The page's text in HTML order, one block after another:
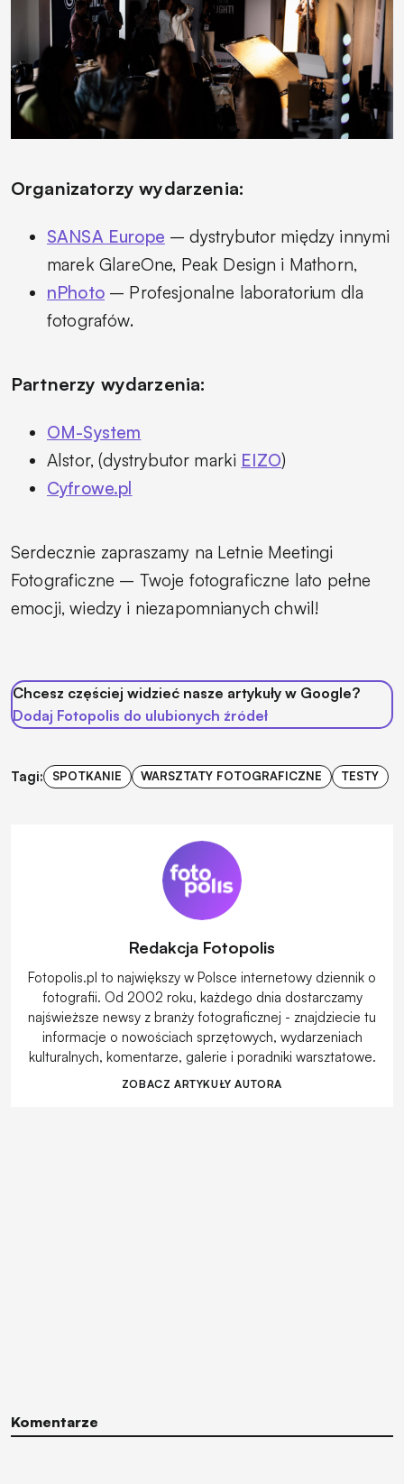
Organizatorzy wydarzenia:
SANSA Europe – dystrybutor między innymi
marek GlareOne, Peak Design i Mathorn,
nPhoto– Profesjonalne laboratorium dla
fotografów.
Partnerzy wydarzenia:
OM-System
Alstor, (dystrybutor marki EIZO)
Cyfrowe.pl
Serdecznie zapraszamy na Letnie Meetingi
Fotograficzne – Twoje fotograficzne lato pełne
emocji, wiedzy i niezapomnianych chwil!
Chcesz częściej widzieć nasze artykuły w Google?
Dodaj Fotopolis do ulubionych źródeł
Tagi: SPOTKANIE WARSZTATY FOTOGRAFICZNE TESTY
Redakcja Fotopolis
Fotopolis.pl to największy w Polsce internetowy dziennik o
fotografii. Od 2002 roku, każdego dnia dostarczamy
najświeższe newsy z branży fotograficznej - znajdziecie tu
informacje o nowościach sprzętowych, wydarzeniach
kulturalnych, komentarze, galerie i poradniki warsztatowe.
ZOBACZ ARTYKUŁY AUTORA
Komentarze